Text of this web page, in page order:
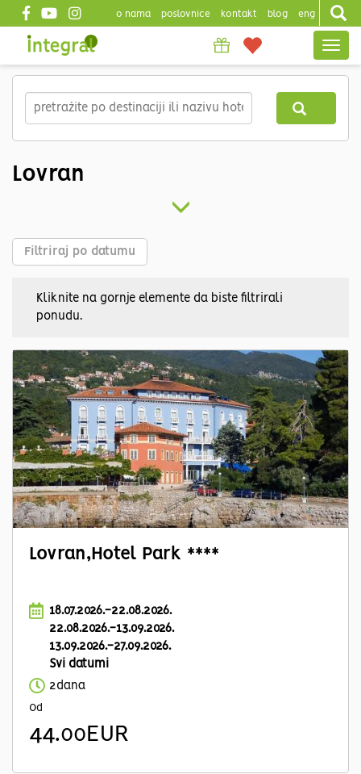
main
content
Top
o nama poslovnice kontakt blog eng
Lovran
Filtriraj po datumu
Kliknite na gornje elemente da biste filtrirali
ponudu.
Lovran,Hotel Park ****
18.07.2026.-22.08.2026.
22.08.2026.-13.09.2026.
13.09.2026.-27.09.2026.
Svi datumi
2dana
Od
44.00EUR